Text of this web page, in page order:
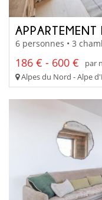
6 personnes • 3
186 € - 600 €
par
Alpes du Nord - Alpe